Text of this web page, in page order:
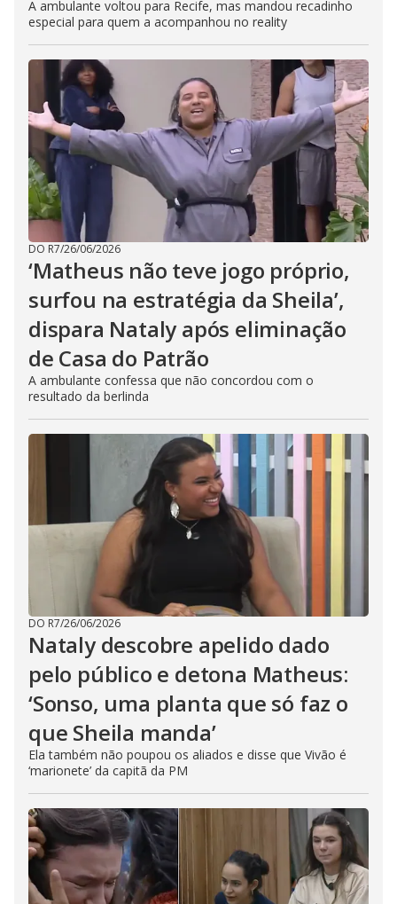
A ambulante voltou para Recife, mas mandou recadinho
especial para quem a acompanhou no reality
DO R7/26/06/2026
‘Matheus não teve jogo próprio,
surfou na estratégia da Sheila’,
dispara Nataly após eliminação
de Casa do Patrão
A ambulante confessa que não concordou com o
resultado da berlinda
DO R7/26/06/2026
Nataly descobre apelido dado
pelo público e detona Matheus:
‘Sonso, uma planta que só faz o
que Sheila manda’
Ela também não poupou os aliados e disse que Vivão é
‘marionete’ da capitã da PM